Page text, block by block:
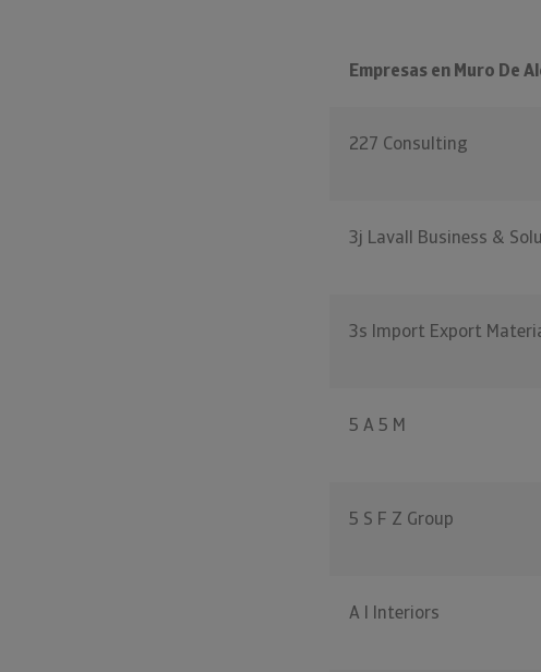
Empresas en Muro De
227 Consulting
3j Lavall Business &
3s Import Export
5 A 5 M
5 S F Z Group
A I Interiors